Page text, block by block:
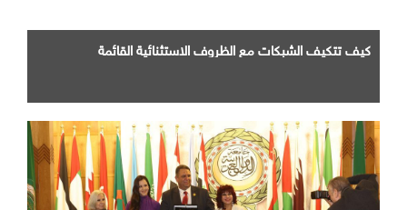
كيف تتكيف الشبكات مع الظروف الاستثنائية القائمة